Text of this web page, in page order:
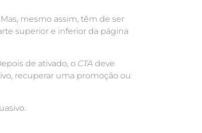
mesmo assim, têm de ser
superior e inferior da página
de ativado, o CTA deve
recuperar uma promoção ou